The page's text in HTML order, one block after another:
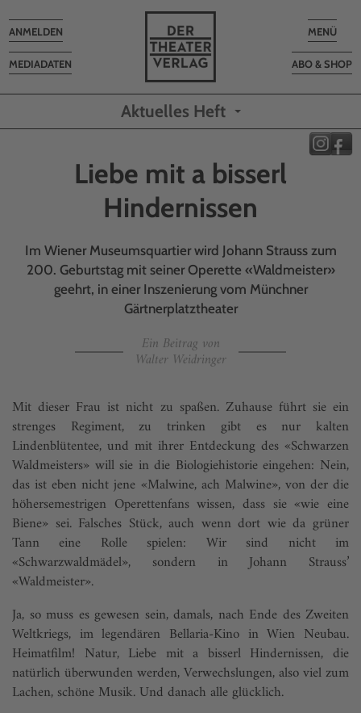
Toggle
MENÜ
ABO & SHOP
MEDIADATEN
Toggle
navigation
ANMELDEN
Aktuelles Heft
Liebe mit a bisserl
Hindernissen
Im Wiener Museumsquartier wird Johann Strauss zum
200. Geburtstag mit seiner Operette «Waldmeister»
geehrt, in einer Inszenierung vom Münchner
Gärtnerplatztheater
Ein Beitrag von
Walter Weidringer
Mit dieser Frau ist nicht zu spaßen. Zuhause führt sie ein
strenges Regiment, zu trinken gibt es nur kalten
Lindenblütentee, und mit ihrer Entdeckung des «Schwarzen
Waldmeisters» will sie in die Biologiehistorie eingehen: Nein,
das ist eben nicht jene «Malwine, ach Malwine», von der die
höhersemestrigen Operettenfans wissen, dass sie «wie eine
Biene» sei. Falsches Stück, auch wenn dort wie da grüner
Tann eine Rolle spielen: Wir sind nicht im
«Schwarzwaldmädel», sondern in Johann Strauss’
«Waldmeister».
Ja, so muss es gewesen sein, damals, nach Ende des Zweiten
Weltkriegs, im legendären Bellaria-Kino in Wien Neubau.
Heimatfilm! Natur, Liebe mit a bisserl Hindernissen, die
natürlich überwunden werden, Verwechslungen, also viel zum
Lachen, schöne Musik. Und danach alle glücklich.